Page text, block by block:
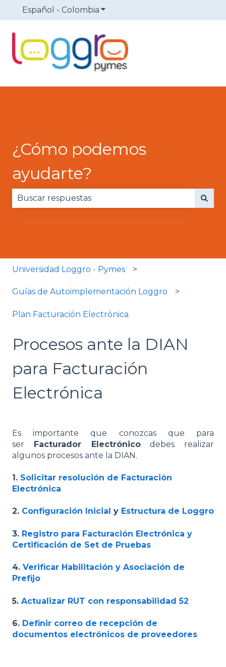
Español - Colombia Traducciones de Mostrar
¿Cómo podemos
ayudarte?
Universidad Loggro - Pymes
Guías de Autoimplementación Loggro
Plan Facturación Electrónica
Procesos ante la DIAN
para Facturación
Electrónica
Es importante que conozcas que para
ser Facturador Electrónicodebes realizar
algunos procesos ante la DIAN.
1. Solicitar resolución de Facturación
Electrónica
2. Configuración Inicial y Estructura de Loggro
3. Registro para Facturación Electrónica y
Certificación de Set de Pruebas
4. Verificar Habilitación y Asociación de
Prefijo
5. Actualizar RUT con responsabilidad 52
6. Definir correo de recepción de
documentos electrónicos de proveedores